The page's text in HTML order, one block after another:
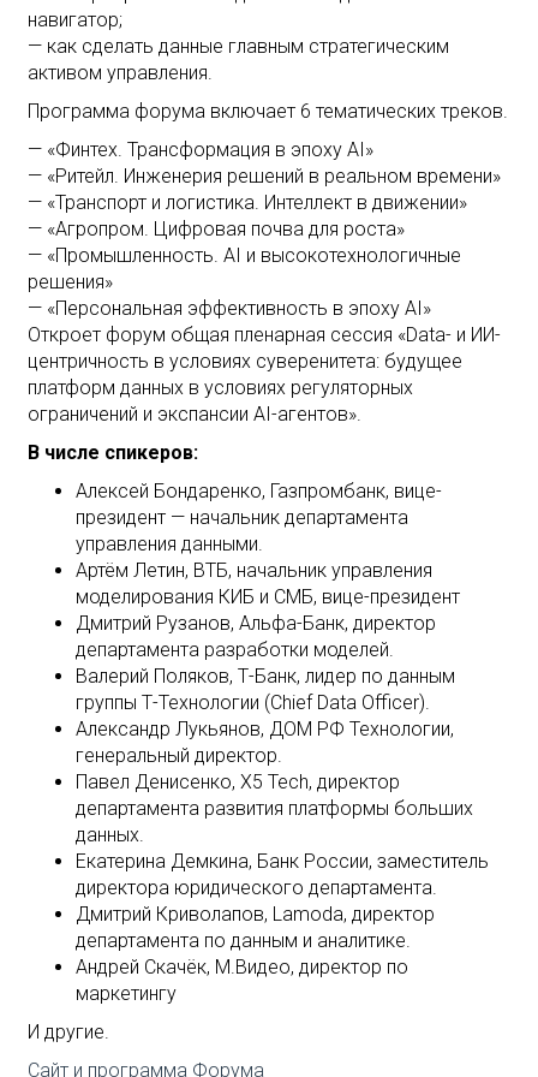
навигатор;
— как сделать данные главным стратегическим
активом управления.
Программа форума включает 6 тематических треков.
— «Финтех. Трансформация в эпоху AI»
— «Ритейл. Инженерия решений в реальном времени»
— «Транспорт и логистика. Интеллект в движении»
— «Агропром. Цифровая почва для роста»
— «Промышленность. AI и высокотехнологичные
решения»
— «Персональная эффективность в эпоху AI»
Откроет форум общая пленарная сессия «Data- и ИИ-
центричность в условиях суверенитета: будущее
платформ данных в условиях регуляторных
ограничений и экспансии AI-агентов».
В числе спикеров:
Алексей Бондаренко, Газпромбанк, вице-
президент — начальник департамента
управления данными.
Артём Летин, ВТБ, начальник управления
моделирования КИБ и СМБ, вице-президент
Дмитрий Рузанов, Альфа-Банк, директор
департамента разработки моделей.
Валерий Поляков, Т-Банк, лидер по данным
группы Т-Технологии (Chief Data Officer).
Александр Лукьянов, ДОМ РФ Технологии,
генеральный директор.
Павел Денисенко, X5 Tech, директор
департамента развития платформы больших
данных.
Екатерина Демкина, Банк России, заместитель
директора юридического департамента.
Дмитрий Криволапов, Lamoda, директор
департамента по данным и аналитике.
Андрей Скачёк, М.Видео, директор по
маркетингу
И другие.
Сайт и программа Форума